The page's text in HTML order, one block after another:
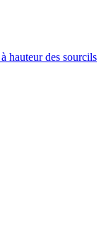
hauteur des sourcils